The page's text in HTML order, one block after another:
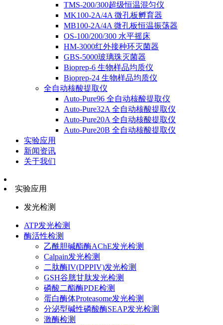
TMS-200/300超级恒温混匀仪
MK100-2A/4A 微孔板孵育器
MB100-2A/4A 微孔板恒温振荡器
OS-100/200/300 水平摇床
HM-3000红外接种环灭菌器
GBS-5000玻璃珠灭菌器
Bioprep-6 生物样品均质仪
Bioprep-24 生物样品均质仪
全自动核酸提取仪
Auto-Pure96 全自动核酸提取仪
Auto-Pure32A 全自动核酸提取仪
Auto-Pure20A 全自动核酸提取仪
Auto-Pure20B 全自动核酸提取仪
实验应用
新闻资讯
关于我们
实验应用
发光检测
ATP发光检测
酶活性检测
乙酰胆碱酯酶AChE发光检测
Calpain发光检测
二肽酶IV(DPPIV)发光检测
GSH谷胱甘肽发光检测
磷酸二酯酶PDE检测
蛋白酶体Proteasome发光检测
分泌型碱性磷酸酶SEAP发光检测
激酶检测